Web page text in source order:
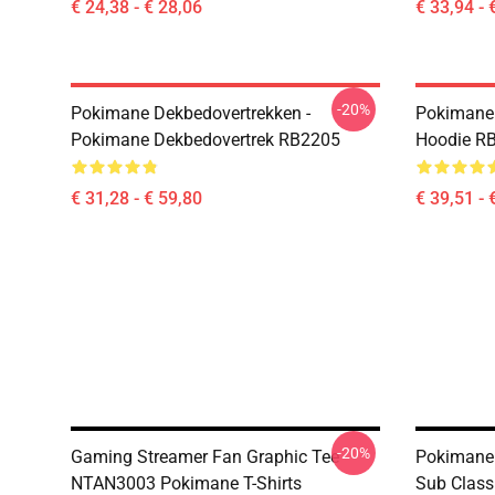
€ 24,38 - € 28,06 € 33,94 -
Pokimane Dekbedovertrekken -
Pokimane Dekbedovertrek RB2205
€ 31,28 - € 59,80
-20%
Hoodie
€ 39,51 -
Gaming Streamer Fan Graphic Tee
NTAN3003 Pokimane T-Shirts
-20%
Sub